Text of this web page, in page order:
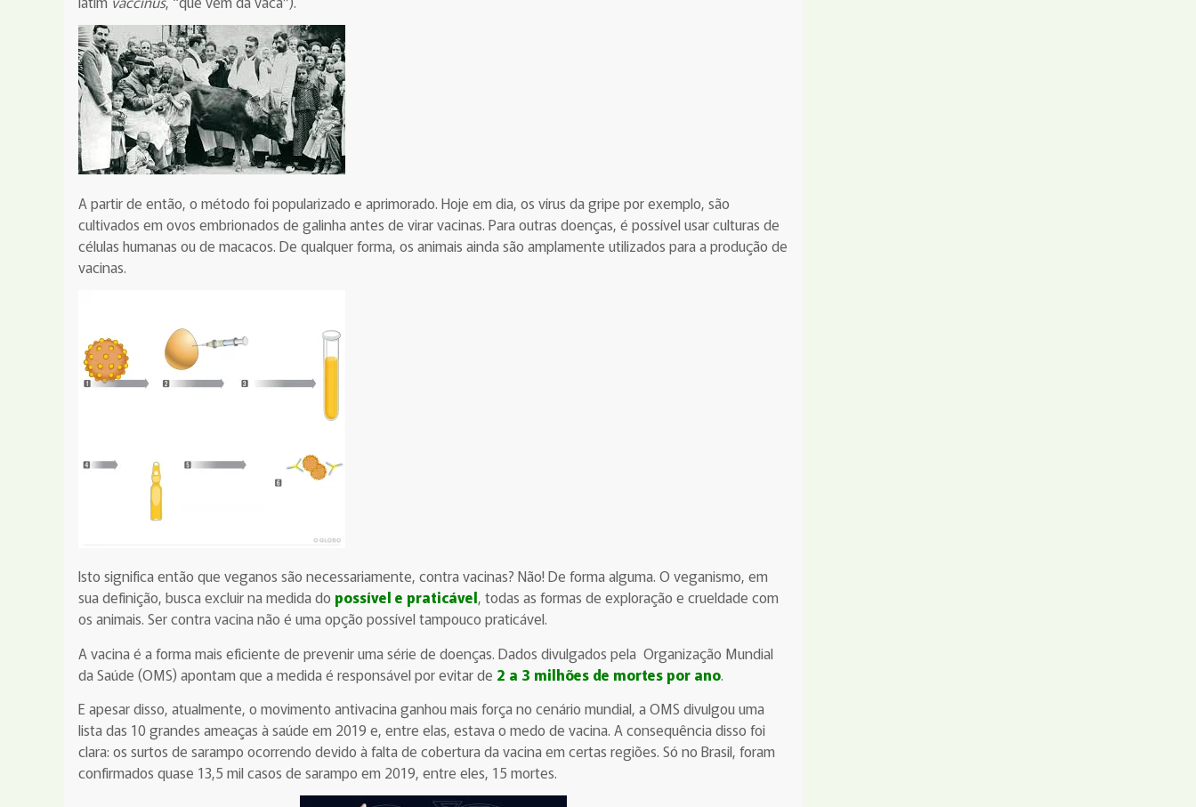
A partir de então, o método foi popularizado e aprimorado. Hoje em dia, os vírus da gripe por exemplo, são
cultivados em ovos embrionados de galinha antes de virar vacinas. Para outras doenças, é possível usar culturas de
células humanas ou de macacos. De qualquer forma, os animais ainda são amplamente utilizados para a produção de
vacinas.
Isto significa então que veganos são necessariamente, contra vacinas? Não! De forma alguma. O veganismo, em
sua definição, busca excluir na medida do possível e praticável, todas as formas de exploração e crueldade com
os animais. Ser contra vacina não é uma opção possível tampouco praticável.
A vacina é a forma mais eficiente de prevenir uma série de doenças. Dados divulgados pela Organização Mundial
da Saúde (OMS) apontam que a medida é responsável por evitar de 2 a 3 milhões de mortes por ano.
E apesar disso, atualmente, o movimento antivacina ganhou mais força no cenário mundial, a OMS divulgou uma
lista das 10 grandes ameaças à saúde em 2019 e, entre elas, estava o medo de vacina. A consequência disso foi
clara: os surtos de sarampo ocorrendo devido à falta de cobertura da vacina em certas regiões. Só no Brasil, foram
confirmados quase 13,5 mil casos de sarampo em 2019, entre eles, 15 mortes.